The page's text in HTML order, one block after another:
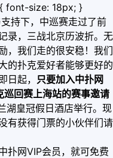
font-size: 18px; }
持下，中巡赛走过了前
录，三战北京历波折。无
，我们走的很安稳！我们
的扑克爱好者能够更好的
日起， 只要加入中扑网
回赛上海站的赛事邀请
湖皇冠假日酒店举行。现
有获得门票的小伙伴们请
扑网VIP会员，就可免费